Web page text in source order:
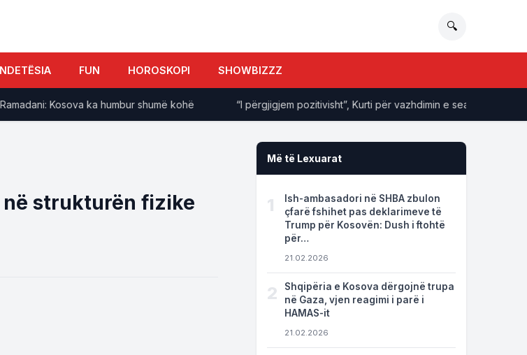
🔍
FUN HOROSKOPI SHOWBIZZZ
Kosova ka humbur shumë kohë “I përgjigjem pozitivisht”, Kurti për vazhdimin e seancës konstituive
strukturën fizike
Më të Lexuarat
1
Ish-ambasadori në SHBA zbulon
çfarë fshihet pas deklarimeve të
Trump për Kosovën: Dush i ftohtë
për…
21.02.2026
2
Shqipëria e Kosova dërgojnë trupa
në Gaza, vjen reagimi i parë i
HAMAS-it
21.02.2026